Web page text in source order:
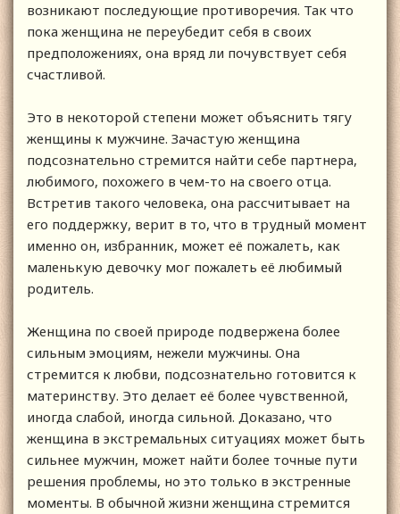
возникают последующие противоречия. Так что
пока женщина не переубедит себя в своих
предположениях, она вряд ли почувствует себя
счастливой.
Это в некоторой степени может объяснить тягу
женщины к мужчине. Зачастую женщина
подсознательно стремится найти себе партнера,
любимого, похожего в чем-то на своего отца.
Встретив такого человека, она рассчитывает на
его поддержку, верит в то, что в трудный момент
именно он, избранник, может её пожалеть, как
маленькую девочку мог пожалеть её любимый
родитель.
Женщина по своей природе подвержена более
сильным эмоциям, нежели мужчины. Она
стремится к любви, подсознательно готовится к
материнству. Это делает её более чувственной,
иногда слабой, иногда сильной. Доказано, что
женщина в экстремальных ситуациях может быть
сильнее мужчин, может найти более точные пути
решения проблемы, но это только в экстренные
моменты. В обычной жизни женщина стремится